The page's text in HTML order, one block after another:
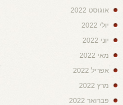
אוגוסט 2022
יולי 2022
יוני 2022
מאי 2022
אפריל 2022
מרץ 2022
פברואר 2022